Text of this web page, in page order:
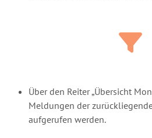
Über den Reiter „Übersicht
Meldungen der
aufgerufen werden.